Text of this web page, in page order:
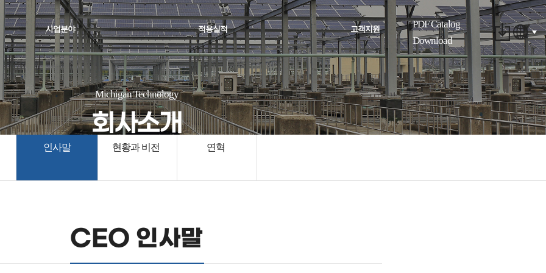
사업분야 적용실적 고객지원
PDF Catalog
Download
Michigan Technology
회사소개
인사말 현황과 비전 연혁
CEO 인사말